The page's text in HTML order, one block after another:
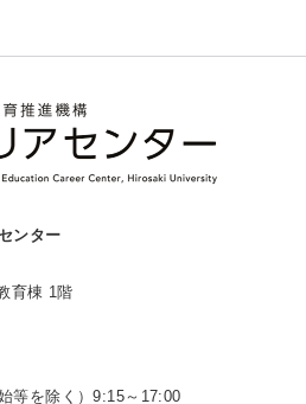
ンター
育棟 1階
等を除く）9:15～17:00